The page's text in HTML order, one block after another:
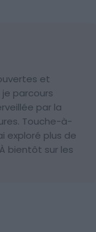
et
parcours
par la
Touche-à-
exploré plus de
bientôt sur les